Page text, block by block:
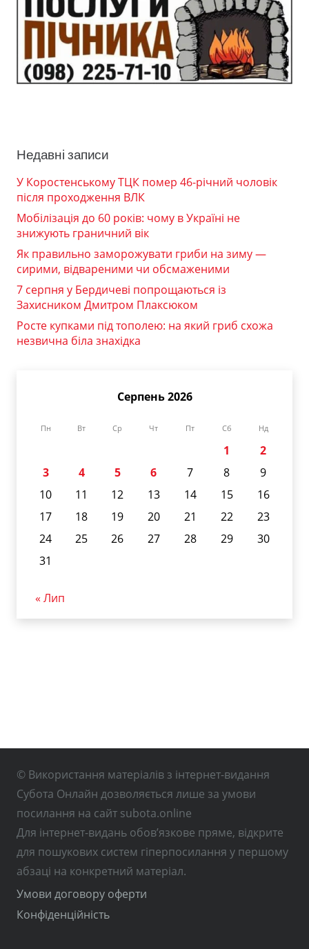
Недавні записи
У Коростенському ТЦК помер 46-річний чоловік
після проходження ВЛК
Мобілізація до 60 років: чому в Україні не
знижують граничний вік
Як правильно заморожувати гриби на зиму —
сирими, відвареними чи обсмаженими
7 серпня у Бердичеві попрощаються із
Захисником Дмитром Плаксюком
Росте купками під тополею: на який гриб схожа
незвична біла знахідка
Серпень 2026
Пн Вт Ср Чт Пт Сб Нд
1
2
3
4 5 6 7 8
9
10
11 12 13 14 15
16
17
18 19 20 21 22
23
24
25 26 27 28 29
30
31
« Лип
© Використання матеріалів з інтернет-видання
Субота Онлайн дозволяється лише за умови
посилання на сайт subota.online
Для інтернет-видань обов’язкове пряме, відкрите
для пошукових систем гіперпосилання у першому
абзаці на конкретний матеріал.
Умови договору оферти
Конфіденційність